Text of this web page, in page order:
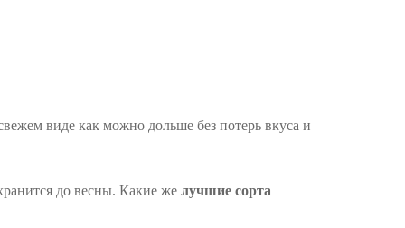
виде как можно дольше без потерь вкуса и
до весны. Какие же лучшие сорта